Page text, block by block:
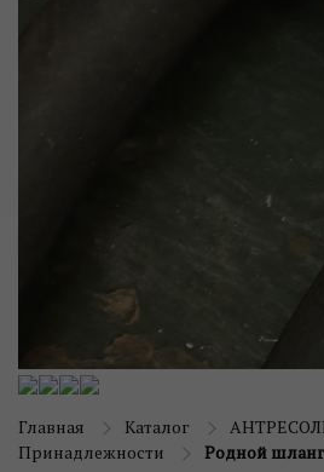
Главная Каталог
Принадлежности
Родной